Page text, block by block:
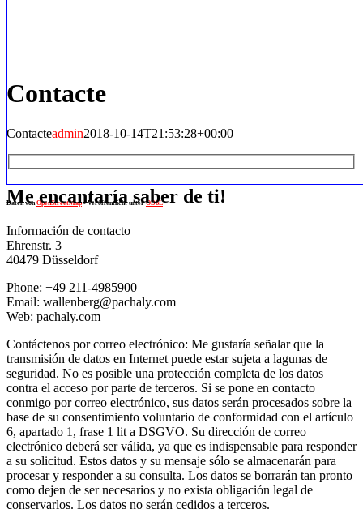
Daten vonOpenStreetMap- Veröffentlicht unterODbL
Contacte
Contacteadmin2018-10-14T21:53:28+00:00
Me encantaría saber de ti!
Información de contacto
Ehrenstr. 3
40479 Düsseldorf
Phone: +49 211-4985900
Email: wallenberg@pachaly.com
Web: pachaly.com
Contáctenos por correo electrónico: Me gustaría señalar que la
transmisión de datos en Internet puede estar sujeta a lagunas de
seguridad. No es posible una protección completa de los datos
contra el acceso por parte de terceros. Si se pone en contacto
conmigo por correo electrónico, sus datos serán procesados sobre la
base de su consentimiento voluntario de conformidad con el artículo
6, apartado 1, frase 1 lit a DSGVO. Su dirección de correo
electrónico deberá ser válida, ya que es indispensable para responder
a su solicitud. Estos datos y su mensaje sólo se almacenarán para
procesar y responder a su consulta. Los datos se borrarán tan pronto
como dejen de ser necesarios y no exista obligación legal de
conservarlos. Los datos no serán cedidos a terceros.